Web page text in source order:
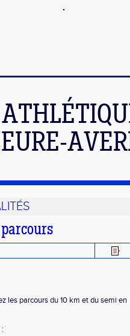
les parcours du 10 km et du semi en